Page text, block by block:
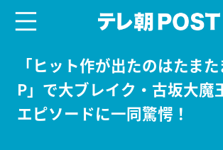
「ヒット作が出たのはたま
P」で大ブレイク・古坂大魔
エピソードに一同驚愕！